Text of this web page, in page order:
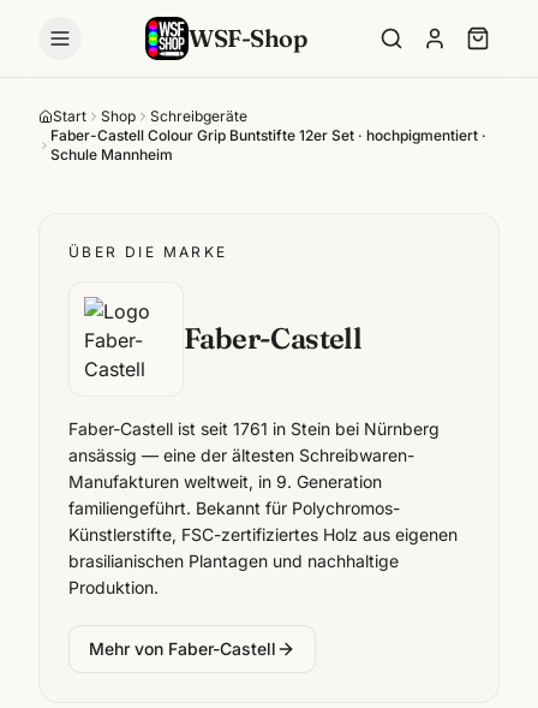
WSF-Shop
Start Shop
Schreibgeräte
Faber-Castell Colour Grip Buntstifte 12er Set · hochpigmentiert ·
Schule Mannheim
ÜBER DIE MARKE
Faber-Castell
Faber-Castell ist seit 1761 in Stein bei Nürnberg
ansässig — eine der ältesten Schreibwaren-
Manufakturen weltweit, in 9. Generation
familiengeführt. Bekannt für Polychromos-
Künstlerstifte, FSC-zertifiziertes Holz aus eigenen
brasilianischen Plantagen und nachhaltige
Produktion.
Mehr von Faber-Castell